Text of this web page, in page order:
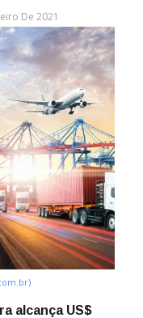
De 2021
alcança US$